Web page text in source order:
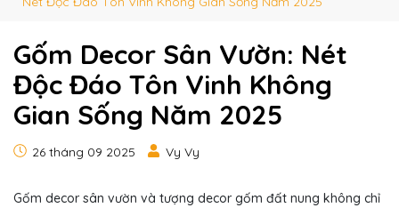
Gốm Decor Sân Vườn: Nét
Độc Đáo Tôn Vinh Không
Gian Sống Năm 2025
26 tháng 09 2025 Vy Vy
Gốm decor sân vườn và tượng decor gốm đất nung không chỉ